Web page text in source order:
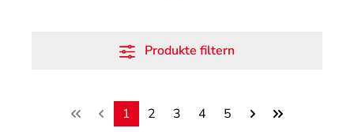
Produkte filtern
Seite
1 Seite
2 Seite
3 Seite
4 Seite
5